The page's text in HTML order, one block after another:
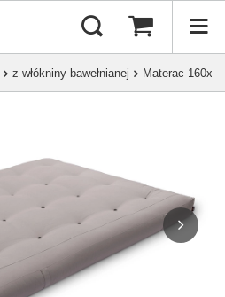
z włókniny bawełnianej Materac